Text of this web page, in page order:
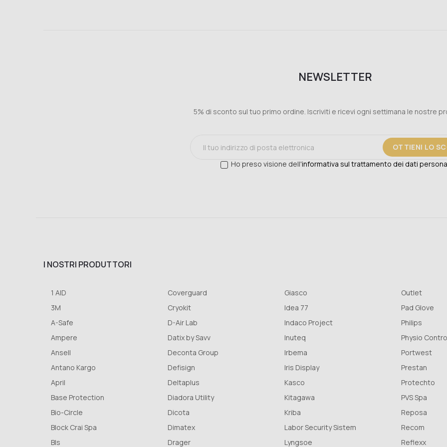
NEWSLETTER
5% di sconto sul tuo primo ordine. Iscriviti e ricevi ogni settimana le nostre
OTTIENI LO
Ho preso visione dell'informativa sul trattamento dei dati
I NOSTRI PRODUTTORI
1 AID
3M
A-Safe
Ampere
Ansell
Antano Kargo
April
Base Protection
Bio-Circle
Block Crai Spa
Bls
Coverguard
Cryokit
D-Air Lab
Datix by Savv
Deconta Group
Defisign
Deltaplus
Diadora Utility
Dicota
Dimatex
Drager
Giasco
Idea 77
Indaco Project
Inuteq
Irbema
Iris Display
Kasco
Kitagawa
Kriba
Labor Security Sistem
Lyngsoe
Outlet
Pad Glove
Philips
Physio
Portwest
Prestan
Protechto
PVS Spa
Reposa
Recom
Reflexx